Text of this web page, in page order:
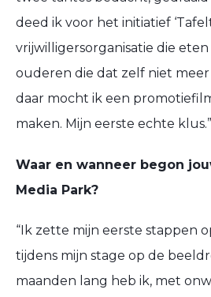
deed ik voor het initiatief
vrijwilligersorganisatie die eten
ouderen die dat zelf niet
daar mocht ik een pr
maken. Mijn eerste echte klus.”
Waar en wanneer begon
Media Park?
“Ik zette mijn eerste stappen
tijdens mijn stage op de
maanden lang heb ik, met